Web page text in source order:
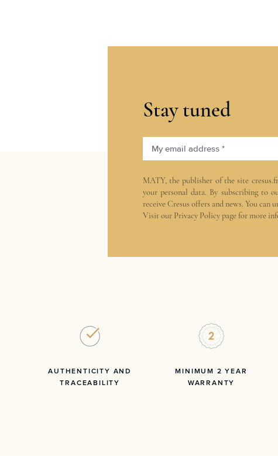
Stay tuned
My email address *
MATY, the publisher of the site cresus.fr
your personal data. By subscribing to
receive Cresus offers and news. You can
Visit our Privacy Policypage for more
AUTHENTICITY AND
TRACEABILITY
MINIMUM 2 YEAR
WARRANTY